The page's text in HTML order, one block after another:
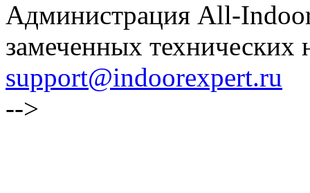
Администрация All-
замеченных технических
support@indoorexpert.ru
-->